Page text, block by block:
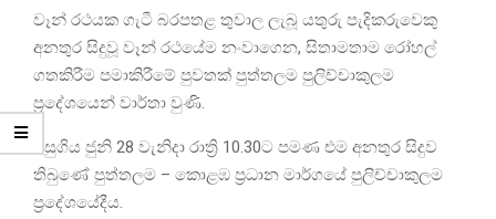
වෑන් රථයක ගැටී බරපතළ තුවාල ලැබූ යතුරු පැදිකරුවෙකු
අනතුර සිදුවූ වෑන් රථයේම නංවාගෙන, සිතාමතාම රෝහල්
ගතකිරීම පමාකිරීමේ පුවතක් පුත්තලම පුලිච්චාකුලම
ප්‍රදේශයෙන් වාර්තා වුණි.
පසුගිය ජුනි 28 වැනිදා රාත්‍රි 10.30ට පමණ එම අනතුර සිදුව
තිබුණේ පුත්තලම – කොළඹ ප්‍රධාන මාර්ගයේ පුලිච්චාකුලම
ප්‍රදේශයේදීය.